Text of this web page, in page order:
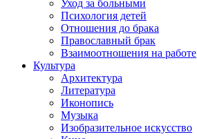
Уход за больными
Психология детей
Отношения до брака
Православный брак
Взаимоотношения на работе
Культура
Архитектура
Литература
Иконопись
Музыка
Изобразительное искусство